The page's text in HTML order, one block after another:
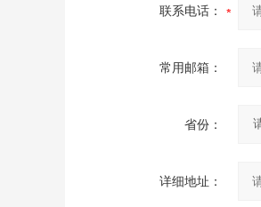
联系电话：
常用邮箱：
省份：
详细地址：